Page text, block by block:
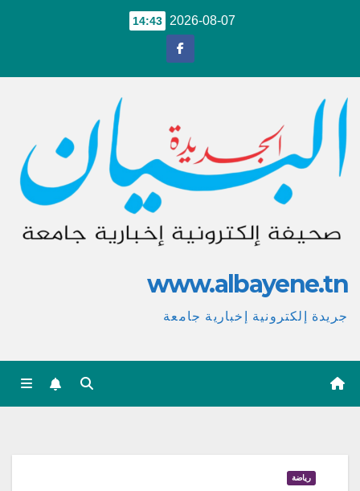
2026-08-07
14:43
www.albayene.tn
جريدة إلكترونية إخبارية جامعة
رياضة